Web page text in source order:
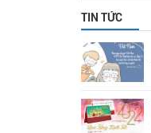
TIN TỨC